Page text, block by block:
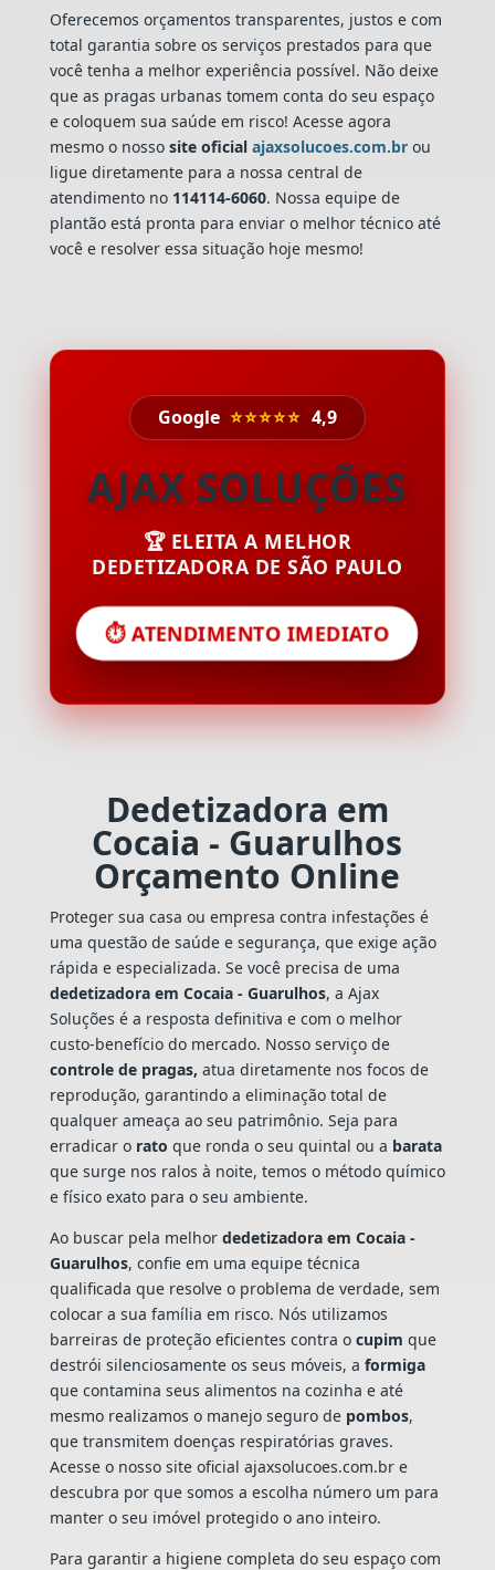
Oferecemos orçamentos transparentes, justos e com
total garantia sobre os serviços prestados para que
você tenha a melhor experiência possível. Não deixe
que as pragas urbanas tomem conta do seu espaço
e coloquem sua saúde em risco! Acesse agora
mesmo o nossosite oficial ajaxsolucoes.com.brou
ligue diretamente para a nossa central de
atendimento no 114114-6060. Nossa equipe de
plantão está pronta para enviar o melhor técnico até
você e resolver essa situação hoje mesmo!
Google ⭐⭐⭐⭐⭐ 4,9
AJAX SOLUÇÕES
🏆 ELEITA A MELHOR
DEDETIZADORA DE SÃO PAULO
⏱️ ATENDIMENTO IMEDIATO
Dedetizadora em
Cocaia - Guarulhos
Orçamento Online
Proteger sua casa ou empresa contra infestações é
uma questão de saúde e segurança, que exige ação
rápida e especializada. Se você precisa de uma
dedetizadora em Cocaia - Guarulhos, a Ajax
Soluções é a resposta definitiva e com o melhor
custo-benefício do mercado. Nosso serviço de
controle de pragas, atua diretamente nos focos de
reprodução, garantindo a eliminação total de
qualquer ameaça ao seu patrimônio. Seja para
erradicar o rato que ronda o seu quintal ou a barata
que surge nos ralos à noite, temos o método químico
e físico exato para o seu ambiente.
Ao buscar pela melhor dedetizadora em Cocaia -
Guarulhos, confie em uma equipe técnica
qualificada que resolve o problema de verdade, sem
colocar a sua família em risco. Nós utilizamos
barreiras de proteção eficientes contra o cupim que
destrói silenciosamente os seus móveis, a formiga
que contamina seus alimentos na cozinha e até
mesmo realizamos o manejo seguro de pombos,
que transmitem doenças respiratórias graves.
Acesse o nosso site oficial ajaxsolucoes.com.br e
descubra por que somos a escolha número um para
manter o seu imóvel protegido o ano inteiro.
Para garantir a higiene completa do seu espaço com